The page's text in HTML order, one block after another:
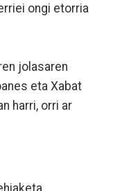
ongi etorria
jolasaren
eta Xabat
harri, orri ar